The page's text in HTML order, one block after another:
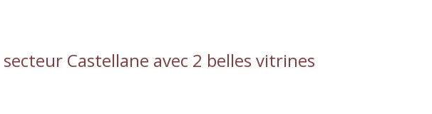
Castellane avec 2 belles vitrines